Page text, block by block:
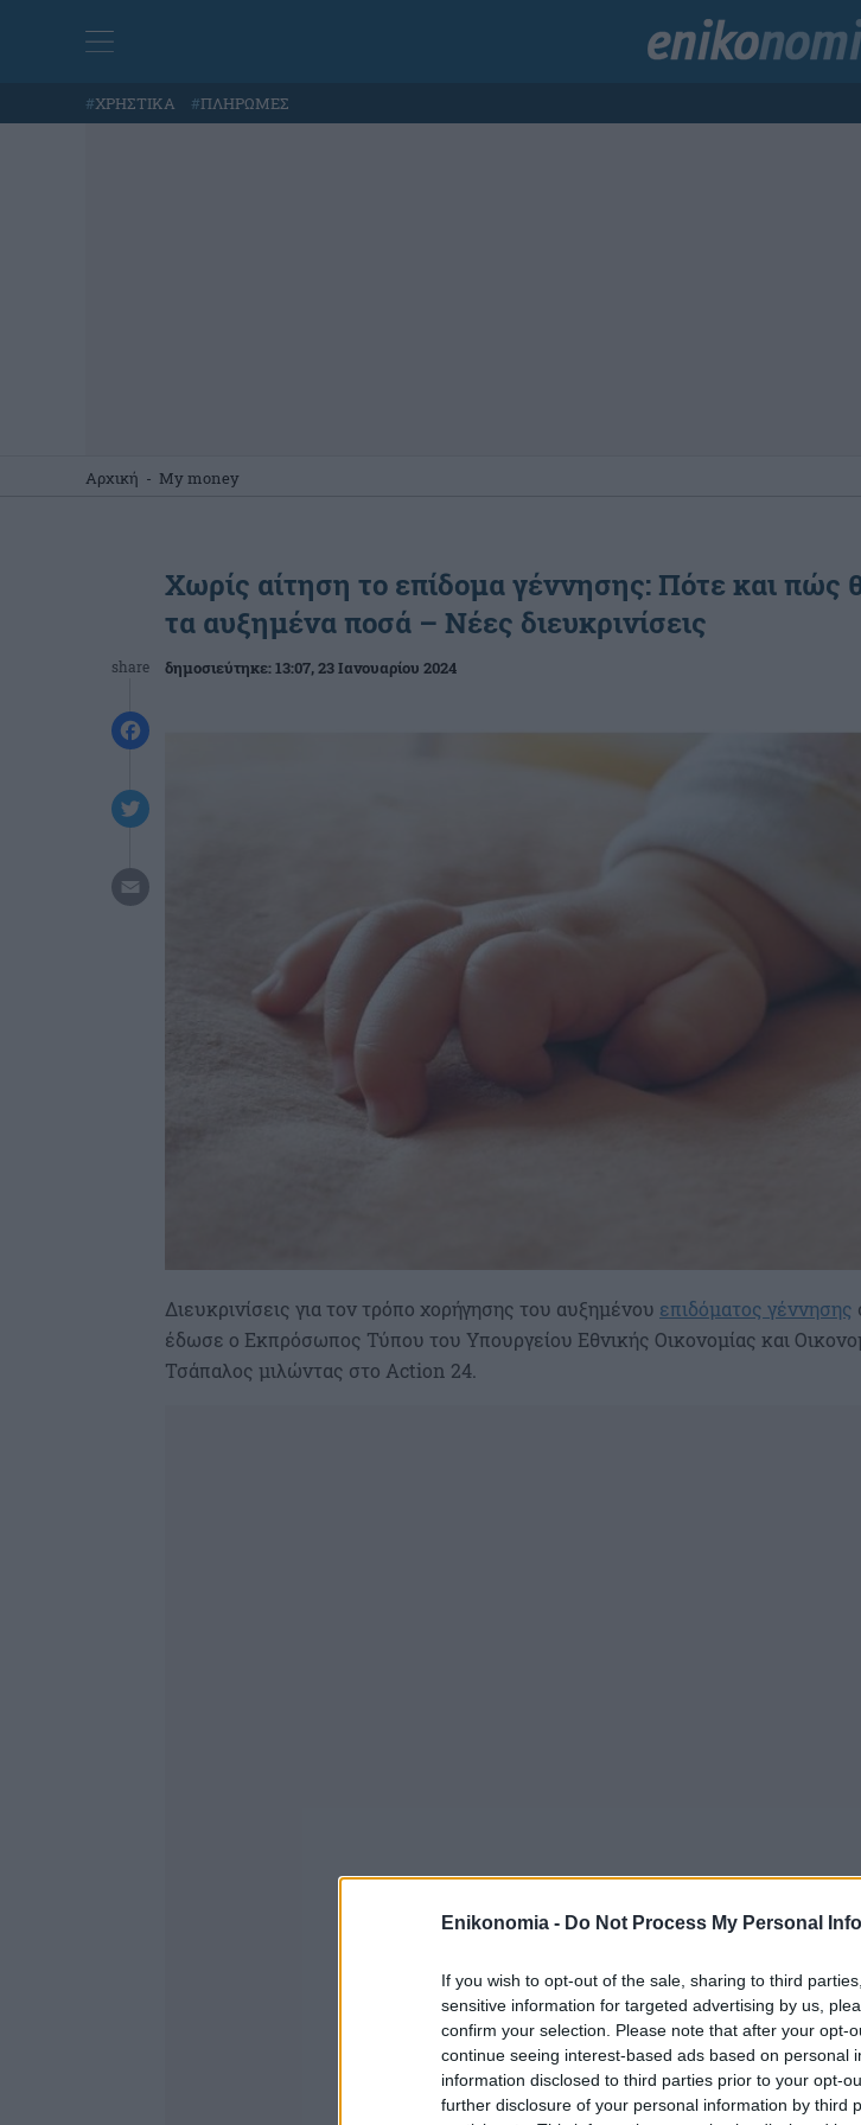
Enikonomia - Do Not Process My Personal
If you wish to opt-out of the sale, sharing to third
sensitive information for targeted advertising by us,
confirm your selection. Please note that after your opt-
continue seeing interest-based ads based on personal
information disclosed to third parties prior to your opt-
further disclosure of your personal information by third
#ΧΡΗΣΤΙΚΑ #ΠΛΗΡΩΜΕΣ
Αρχική - My money
share
Χωρίς αίτηση το επίδομα γέννησης: Πότε και πώς
τα αυξημένα ποσά – Νέες διευκρινίσεις
δημοσιεύτηκε:13:07, 23 Ιανουαρίου 2024
Διευκρινίσεις για τον τρόπο χορήγησης του αυξημένου επιδόματος γέννησης
έδωσε ο Εκπρόσωπος Τύπου του Υπουργείου Εθνικής Οικονομίας και
Τσάπαλος μιλώντας στο Action 24.